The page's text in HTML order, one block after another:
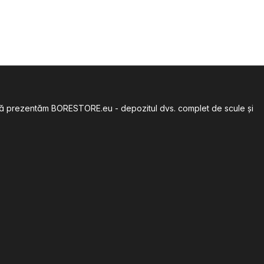
BORESTORE.eu - depozitul dvs. complet de scule și